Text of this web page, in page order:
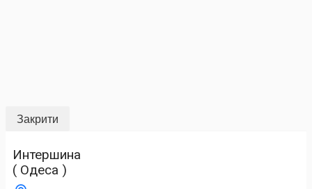
Закрити
Интершина
( Одеса )